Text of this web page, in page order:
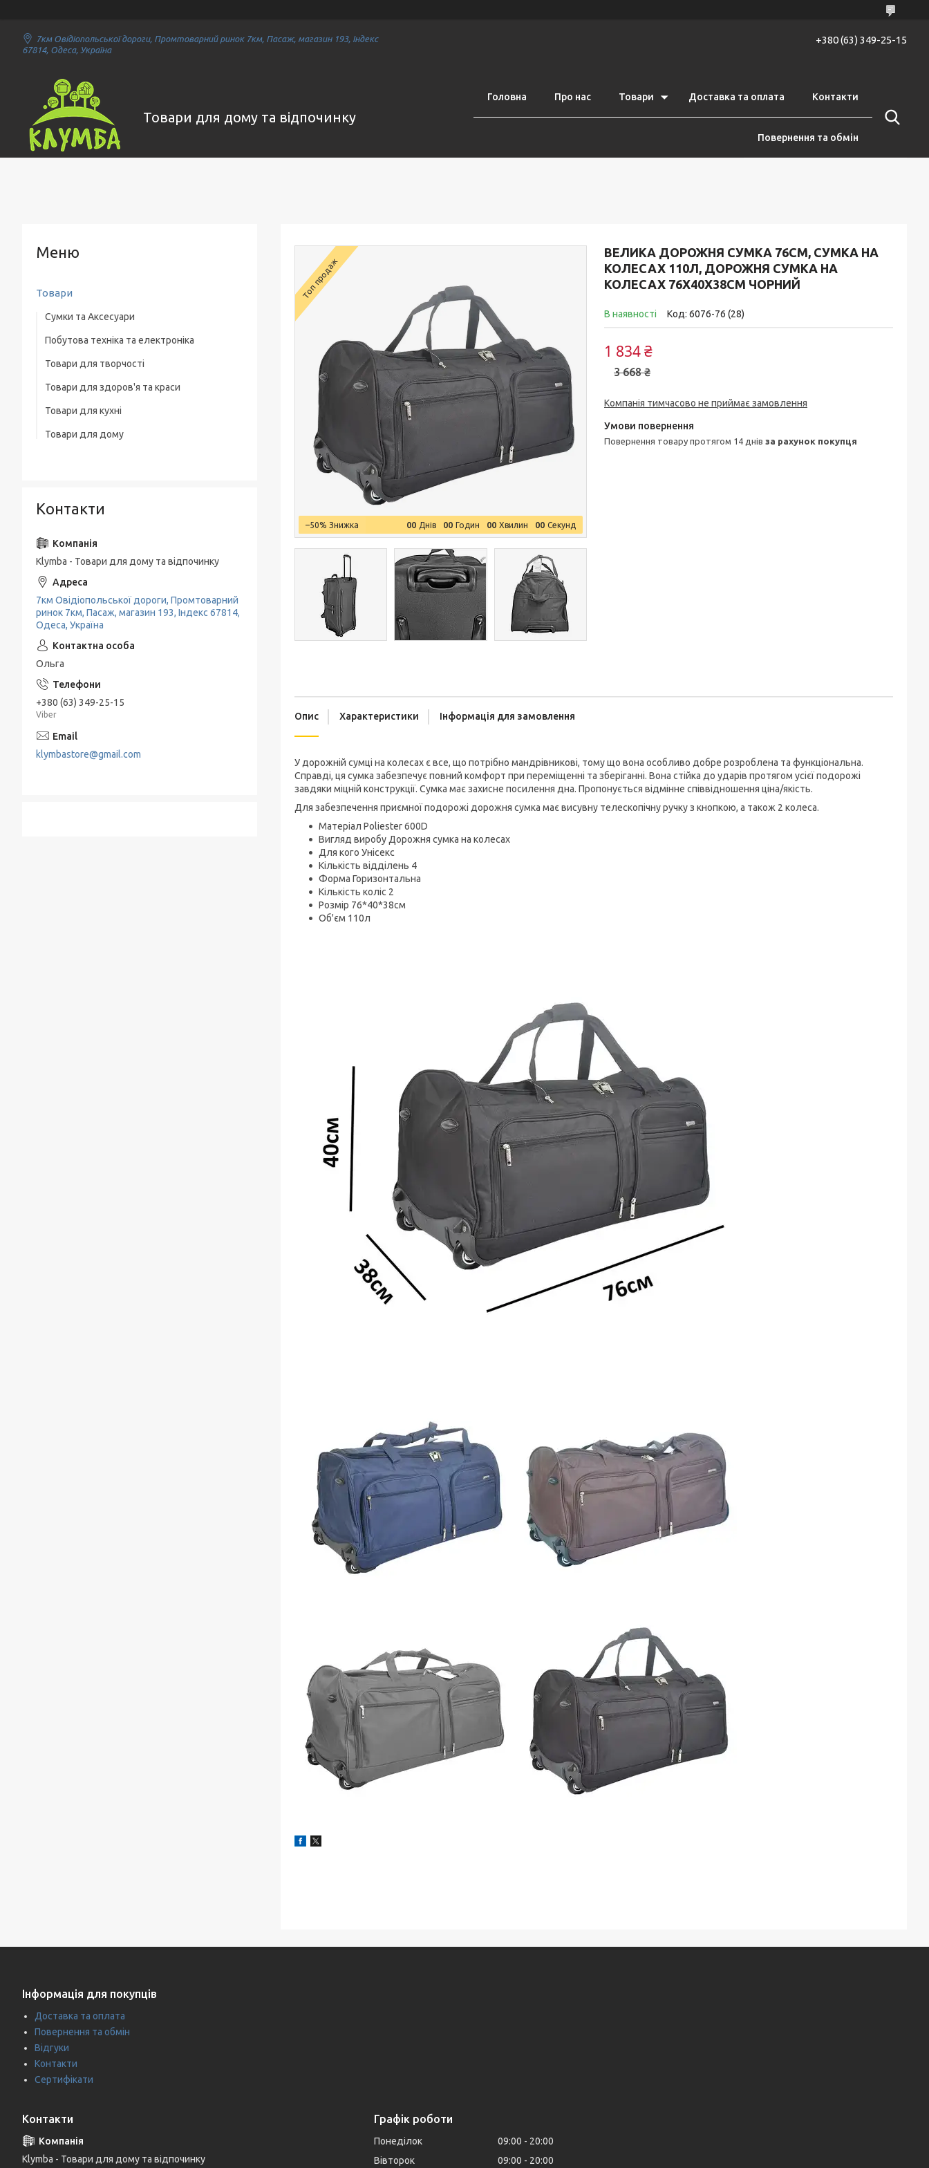
7км Овідіопольської дороги, Промтоварний ринок 7км, Пасаж, магазин 193, Індекс
67814, Одеса, Україна
+380 (63) 349-25-15
Товари для дому та відпочинку
Головна Про нас Товари Доставка та оплата Контакти
Повернення та обмін
ВЕЛИКА ДОРОЖНЯ СУМКА 76СМ, СУМКА НА
КОЛЕСАХ 110Л, ДОРОЖНЯ СУМКА НА
КОЛЕСАХ 76Х40Х38СМ ЧОРНИЙ
В наявності Код: 6076-76 (28)
3 668 ₴
1 834 ₴
Компанія тимчасово не приймає замовлення
повернення товару протягом 14 днів за рахунок покупця
Топ продаж
–50% 00 Днів 00 Годин 00 Хвилин 00 Секунд
Опис Характеристики Інформація для замовлення
У дорожній сумці на колесах є все, що потрібно мандрівникові, тому що вона особливо добре розроблена та функціональна.
Справді, ця сумка забезпечує повний комфорт при переміщенні та зберіганні. Вона стійка до ударів протягом усієї подорожі
завдяки міцній конструкції. Сумка має захисне посилення дна. Пропонується відмінне співвідношення ціна/якість.
Для забезпечення приємної подорожі дорожня сумка має висувну телескопічну ручку з кнопкою, а також 2 колеса.
Матеріал Poliester 600D
Вигляд виробу Дорожня сумка на колесах
Для кого Унісекс
Кількість відділень 4
Форма Горизонтальна
Кількість коліс 2
Розмір 76*40*38см
Об'єм 110л
Товари
Сумки та Аксесуари
Сумки на колесах
Рюкзаки
Термосумка
Сумка для ноутбука
Чоловічі сумки
Побутова техніка та електроніка
Ваги
Освітлення
Обігрівачі
Блендери
Кавоварки
Кавомолки
Соковитискачі
Тостери
Міксери
Льодогенератор
Електрогриль
Товари для творчості
Товари для здоров'я та краси
Тример
Фени
Товари для кухні
Набори кухонних ножів
Пательні
Чайники, Заварники
Кухонне приладдя
Кава-брейк
Подрібнювачі та Терки
Термоси
Барбекю и гриль
Хлебница
Товари для дому
Контакти
Klymba - Товари для дому та відпочинку
7км Овідіопольської дороги, Промтоварний
ринок 7км, Пасаж, магазин 193, Індекс 67814,
Одеса, Україна
Ольга
+380 (63) 349-25-15
Viber
klymbastore@gmail.com
Інформація для покупців
Доставка та оплата
Повернення та обмін
Відгуки
Контакти
Сертифікати
Контакти
Klymba - Товари для дому та відпочинку
Графік роботи
Понеділок 09:00
20:00
Вівторок
09:00
20:00